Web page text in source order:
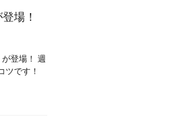
場！
登場！ 週
ツです！